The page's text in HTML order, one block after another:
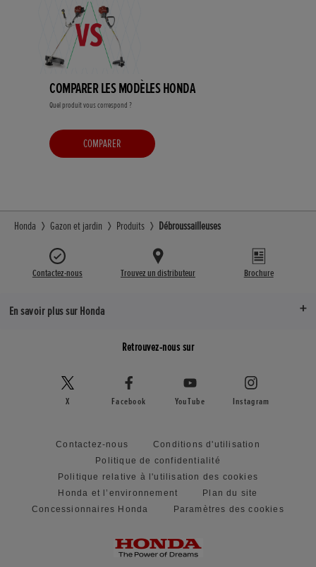
COMPARER LES MODÈLES HONDA
Quel produit vous correspond ?
COMPARER
Honda Gazon et jardin Produits Débroussailleuses
Contactez-nous Trouvez un distributeur Brochure
En savoir plus sur Honda
Retrouvez-nous sur
X Facebook YouTube Instagram
Contactez-nous
Conditions d'utilisation
Politique de confidentialité
Politique relative à l'utilisation des cookies
Honda et l’environnement
Plan du site
Concessionnaires Honda
Paramètres des cookies